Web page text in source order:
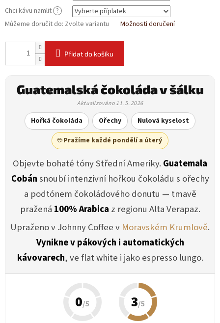
Chci kávu namlit ?
Můžeme doručit do: Zvolte variantu Možnosti doručení
Přidat do košíku
Guatemalská čokoláda v šálku
Aktualizováno 11. 5. 2026
Hořká čokoláda Ořechy
Nulová kyselost
☕ Pražíme každé pondělí a úterý
Objevte bohaté tóny Střední Ameriky. Guatemala
Cobánsnoubí intenzivní hořkou čokoládu s ořechy
a podtónem čokoládového donutu — tmavě
pražená 100% Arabica z regionu Alta Verapaz.
Upraženo v Johnny Coffee v Moravském Krumlově.
Vynikne v pákových i automatických
kávovarech, ve flat white i jako espresso lungo.
0/5 3/5